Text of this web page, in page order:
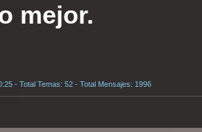
mejor.
- Total Temas: 52 - Total Mensajes: 1996